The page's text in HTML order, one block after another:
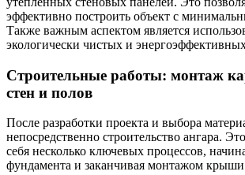
эффективно построить объект с
Также важным аспектом является
экологически чистых и
Строительные работы: монтаж
стен и полов
После разработки проекта и выбора
непосредственно строительство ангара.
себя несколько ключевых процессов,
фундамента и заканчивая монтажом